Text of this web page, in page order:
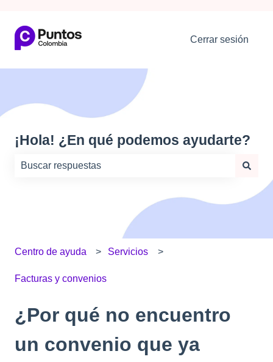
Cerrar sesión
¡Hola! ¿En qué podemos ayudarte?
No hay sugerencias porque el campo de búsqueda
Centro de ayuda Servicios
Facturas y convenios
¿Por qué no encuentro
un convenio que ya